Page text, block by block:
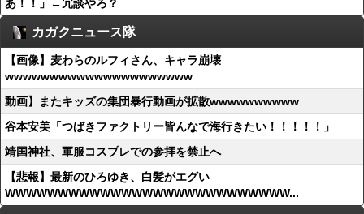
あ！！」←冗談やろ？
カガクニュース隊
【画像】麦わらのルフィさん、キャラ崩壊
wwwwwwwwwwwwwwwwwwwww
動画】またキッズの集団暴行動画が拡散wwwwwwwwww
谷本安美「つばきファクトリー皆んなで海行きたい！！！！！」
靖国神社、軍服コスプレでの参拝を禁止へ
【悲報】最新のひろゆき、白髪がエグい
WWWWWWWWWWWWWWWWWWWWWWWWWWW...